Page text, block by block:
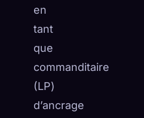
en
tant
que
commanditaire
(LP)
d’ancrage